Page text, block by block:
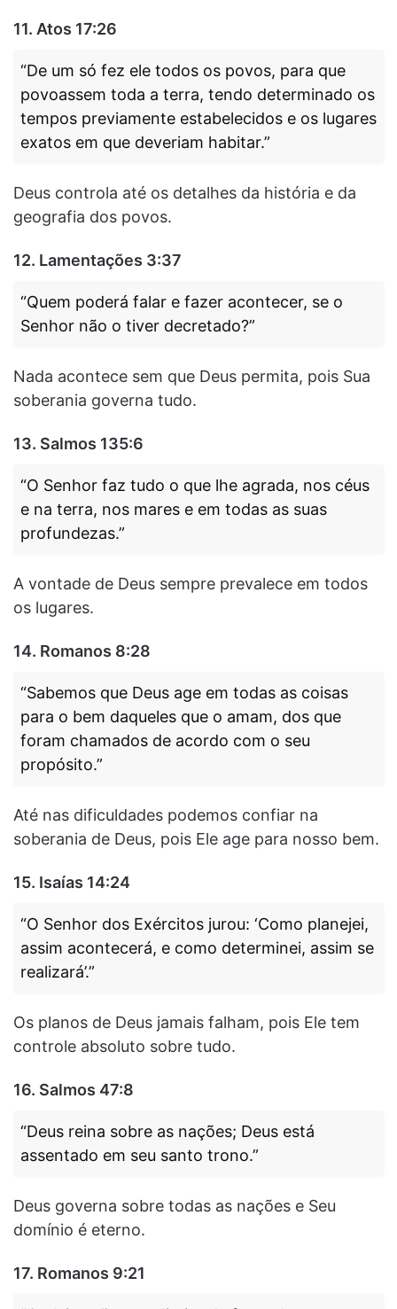
11. Atos 17:26
“De um só fez ele todos os povos, para que
povoassem toda a terra, tendo determinado os
tempos previamente estabelecidos e os lugares
exatos em que deveriam habitar.”
Deus controla até os detalhes da história e da
geografia dos povos.
12. Lamentações 3:37
“Quem poderá falar e fazer acontecer, se o
Senhor não o tiver decretado?”
Nada acontece sem que Deus permita, pois Sua
soberania governa tudo.
13. Salmos 135:6
“O Senhor faz tudo o que lhe agrada, nos céus
e na terra, nos mares e em todas as suas
profundezas.”
A vontade de Deus sempre prevalece em todos
os lugares.
14. Romanos 8:28
“Sabemos que Deus age em todas as coisas
para o bem daqueles que o amam, dos que
foram chamados de acordo com o seu
propósito.”
Até nas dificuldades podemos confiar na
soberania de Deus, pois Ele age para nosso bem.
15. Isaías 14:24
“O Senhor dos Exércitos jurou: ‘Como planejei,
assim acontecerá, e como determinei, assim se
realizará’.”
Os planos de Deus jamais falham, pois Ele tem
controle absoluto sobre tudo.
16. Salmos 47:8
“Deus reina sobre as nações; Deus está
assentado em seu santo trono.”
Deus governa sobre todas as nações e Seu
domínio é eterno.
17. Romanos 9:21